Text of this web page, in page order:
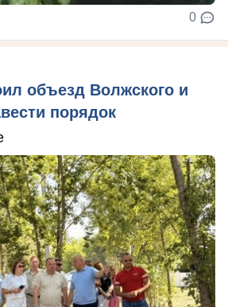
0
объезд Волжского и
порядок